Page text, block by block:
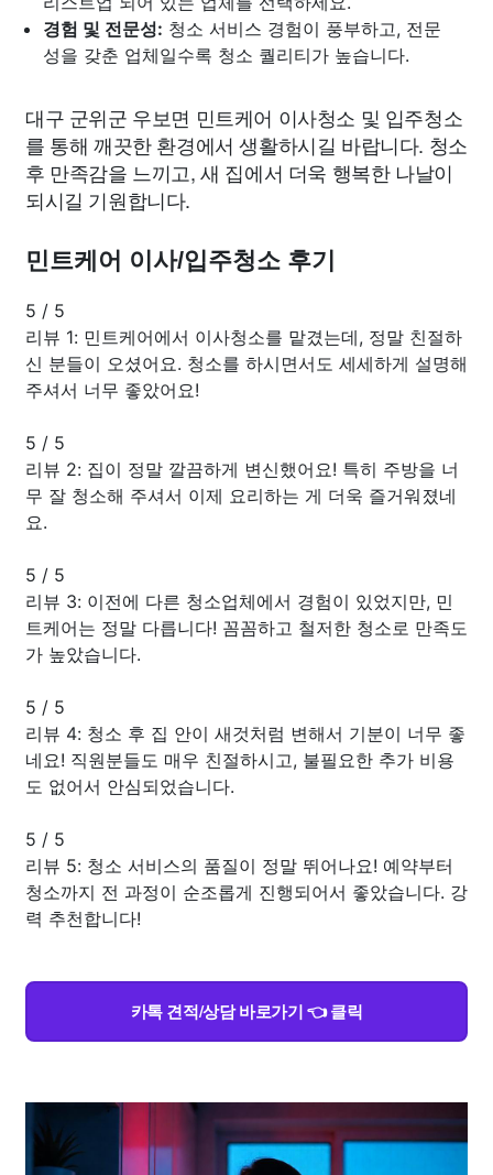
경험 및 전문성: 청소 서비스 경험이 풍부하고, 전문
성을 갖춘 업체일수록 청소 퀄리티가 높습니다.
대구 군위군 우보면 민트케어 이사청소 및 입주청소
를 통해 깨끗한 환경에서 생활하시길 바랍니다. 청소
후 만족감을 느끼고, 새 집에서 더욱 행복한 나날이
되시길 기원합니다.
민트케어 이사/입주청소 후기
5 / 5
리뷰 1: 민트케어에서 이사청소를 맡겼는데, 정말 친절하
신 분들이 오셨어요. 청소를 하시면서도 세세하게 설명해
주셔서 너무 좋았어요!
5 / 5
리뷰 2: 집이 정말 깔끔하게 변신했어요! 특히 주방을 너
무 잘 청소해 주셔서 이제 요리하는 게 더욱 즐거워졌네
요.
5 / 5
리뷰 3: 이전에 다른 청소업체에서 경험이 있었지만, 민
트케어는 정말 다릅니다! 꼼꼼하고 철저한 청소로 만족도
가 높았습니다.
5 / 5
리뷰 4: 청소 후 집 안이 새것처럼 변해서 기분이 너무 좋
네요! 직원분들도 매우 친절하시고, 불필요한 추가 비용
도 없어서 안심되었습니다.
5 / 5
리뷰 5: 청소 서비스의 품질이 정말 뛰어나요! 예약부터
청소까지 전 과정이 순조롭게 진행되어서 좋았습니다. 강
력 추천합니다!
카톡 견적/상담 바로가기 👈 클릭